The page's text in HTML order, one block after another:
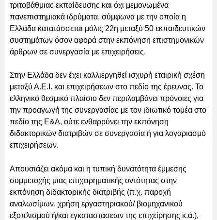
τριτοβάθμιας εκπαίδευσης και όχι μεμονωμένα
πανεπιστημιακά ιδρύματα, σύμφωνα με την οποία η
Ελλάδα κατατάσσεται μόλις 22η μεταξύ 50 εκπαιδευτικών
συστημάτων όσον αφορά στην εκπόνηση επιστημονικών
άρθρων σε συνεργασία με επιχειρήσεις.
Στην Ελλάδα δεν έχει καλλιεργηθεί ισχυρή εταιρική σχέση
μεταξύ Α.Ε.Ι. και επιχειρήσεων στο πεδίο της έρευνας. Το
ελληνικό θεσμικό πλαίσιο δεν περιλαμβάνει πρόνοιες για
την προαγωγή της συνεργασίας με τον ιδιωτικό τομέα στο
πεδίο της Ε&Α, ούτε ενθαρρύνει την εκπόνηση
διδακτορικών διατριβών σε συνεργασία ή για λογαριασμό
επιχειρήσεων.
Απουσιάζει ακόμα και η τυπική δυνατότητα έμμεσης
συμμετοχής μιας επιχειρηματικής οντότητας στην
εκπόνηση διδακτορικής διατριβής (π.χ. παροχή
αναλωσίμων, χρήση εργαστηριακού/ βιομηχανικού
εξοπλισμού ή/και εγκαταστάσεων της επιχείρησης κ.ά.),